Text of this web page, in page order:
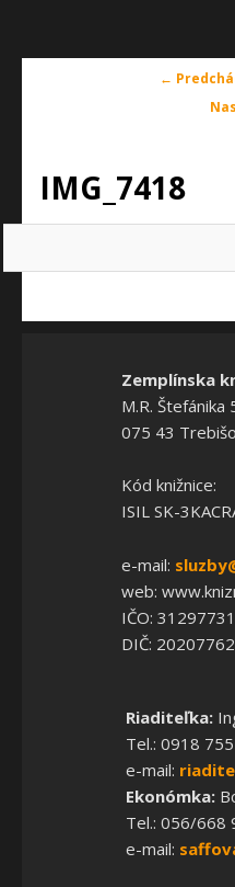
Navigácia
←
IMG_7418
Zemplínska
M.R. Štefánika
075 43
Kód knižnice:
ISIL SK-
e-mail:
web:
IČO: 31297731
DIČ:
Riaditeľka:
Tel.: 0918
e-mail:
Ekonómka:
Tel.: 056/668
e-mail: